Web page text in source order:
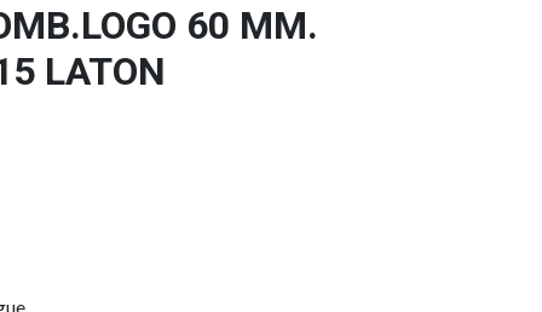
60 MM.
LATON